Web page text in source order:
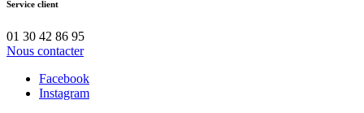
Service client
01 30 42 86 95
Nous contacter
Facebook
Instagram